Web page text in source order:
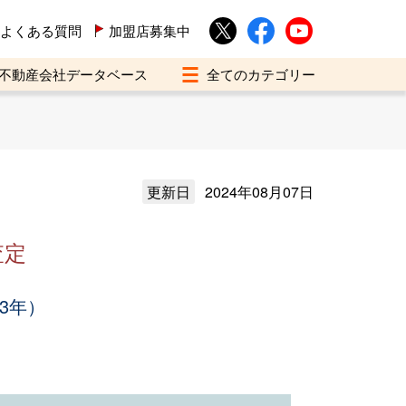
よくある質問 加盟店募集中
動産会社データベース
更新日 2024年08月07日
）